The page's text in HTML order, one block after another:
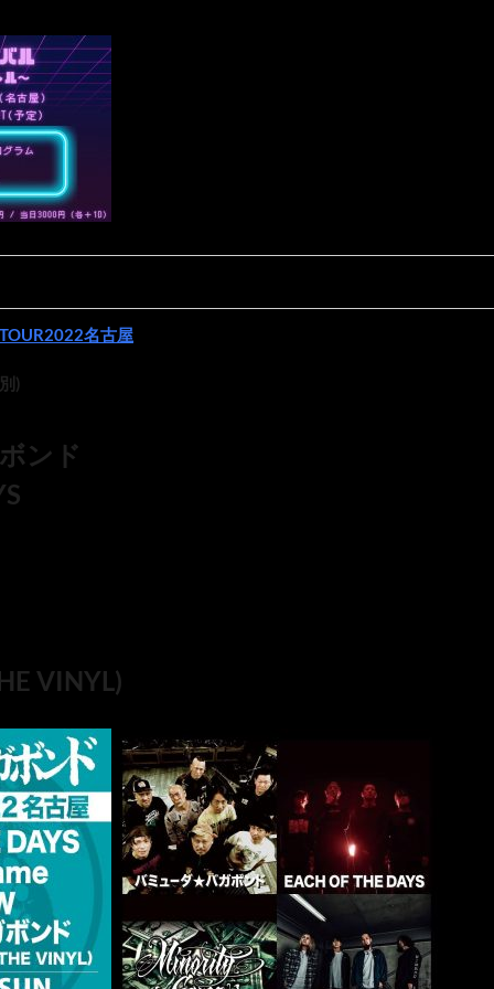
名古屋
)
ンド
VINYL)